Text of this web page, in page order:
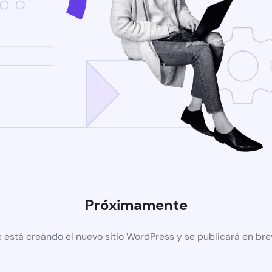
Próximamente
está creando el nuevo sitio WordPress y se publicará en